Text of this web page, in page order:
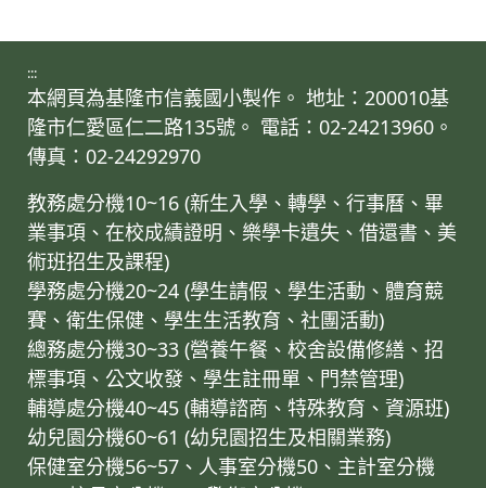
:::
本網頁為基隆市信義國小製作。 地址：200010基
隆市仁愛區仁二路135號。 電話：02-24213960。
傳真：02-24292970
教務處分機10~16 (新生入學、轉學、行事曆、畢
業事項、在校成績證明、樂學卡遺失、借還書、美
術班招生及課程)
學務處分機20~24 (學生請假、學生活動、體育競
賽、衛生保健、學生生活教育、社團活動)
總務處分機30~33 (營養午餐、校舍設備修繕、招
標事項、公文收發、學生註冊單、門禁管理)
輔導處分機40~45 (輔導諮商、特殊教育、資源班)
幼兒園分機60~61 (幼兒園招生及相關業務)
保健室分機56~57、人事室分機50、主計室分機